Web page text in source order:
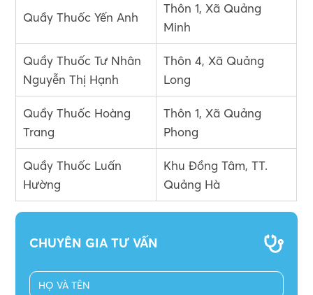
Quầy Thuốc Yến Anh
Thôn 1, Xã Quảng
Minh
Quầy Thuốc Tư Nhân
Nguyễn Thị Hạnh
Thôn 4, Xã Quảng
Long
Quầy Thuốc Hoàng
Trang
Thôn 1, Xã Quảng
Phong
Quầy Thuốc Luấn
Hường
Khu Đồng Tâm, TT.
Quảng Hà
CHUYÊN GIA TƯ VẤN